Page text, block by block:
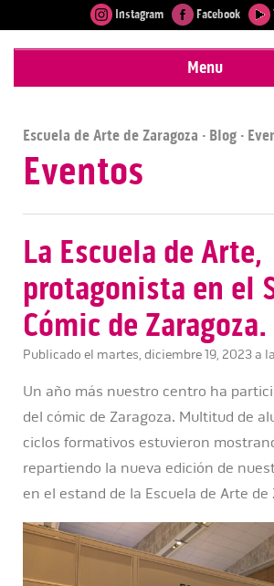
Instagram Facebook
Menu
Escuela de Arte de Zaragoza · Blog ·
Eventos
La Escuela de Arte,
protagonista en el
Cómic de Zaragoza.
Publicado el martes, diciembre 19, 2023 a
Un año más nuestro centro ha
del cómic de Zaragoza. Multitud de
ciclos formativos estuvieron
repartiendo la nueva edición de
en el estand de la Escuela de Arte de